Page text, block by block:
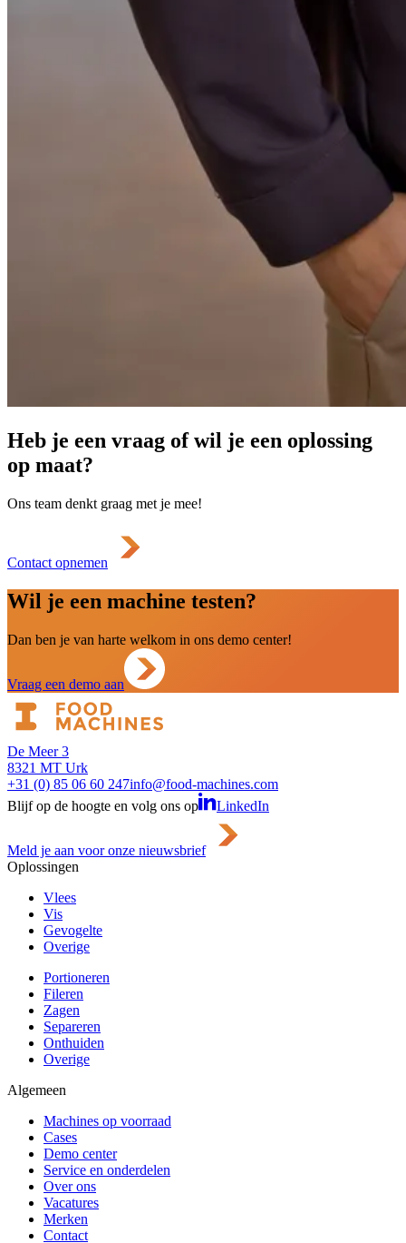
Heb je een vraag of wil je een oplossing
op maat?
Ons team denkt graag met je mee!
Contact opnemen
Wil je een machine testen?
Dan ben je van harte welkom in ons demo center!
Vraag een demo aan
De Meer 3
8321 MT Urk
+31 (0) 85 06 60 247info@food-machines.com
Blijf op de hoogte en volg ons op
LinkedIn
Meld je aan voor onze nieuwsbrief
Oplossingen
Vlees
Vis
Gevogelte
Overige
Portioneren
Fileren
Zagen
Separeren
Onthuiden
Overige
Algemeen
Machines op voorraad
Cases
Demo center
Service en onderdelen
Over ons
Vacatures
Merken
Contact